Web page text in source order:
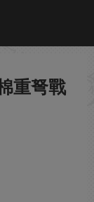
重弩戰